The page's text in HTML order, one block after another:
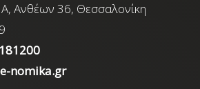
Ανθέων 36, Θεσσαλονίκη
nomika.gr